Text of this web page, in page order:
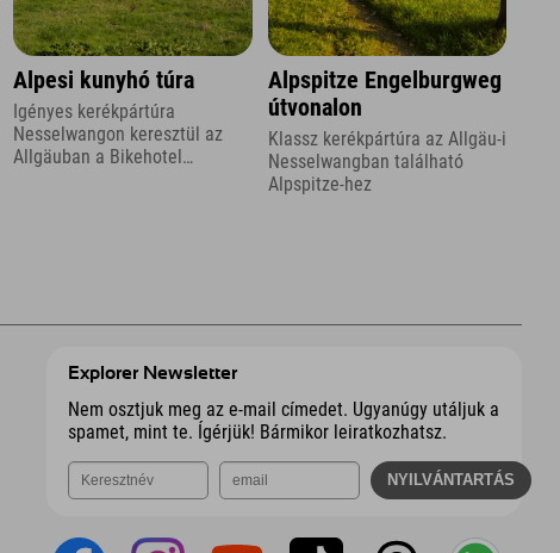
Alpesi kunyhó túra
Igényes kerékpártúra
Nesselwangon keresztül az
Allgäuban a Bikehotel
Alpspitze Engelburgweg
útvonalon
Klassz kerékpártúra az Allgäu-i
Nesselwangban található
Alpspitze-hez
Explorer Newsletter
Nem osztjuk meg az e-mail címedet. Ugyanúgy utáljuk a
spamet, mint te. Ígérjük! Bármikor leiratkozhatsz.